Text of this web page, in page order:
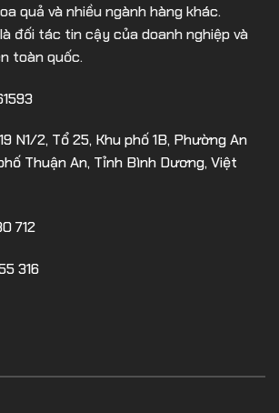
quả và nhiều ngành hàng khác.
đối tác tin cậy của doanh nghiệp và
toàn quốc.
N1/2, Tổ 25, Khu phố 1B, Phường An
Thuận An, Tỉnh Bình Dương, Việt
712
316